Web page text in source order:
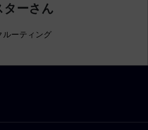
ターさん
ルーティング